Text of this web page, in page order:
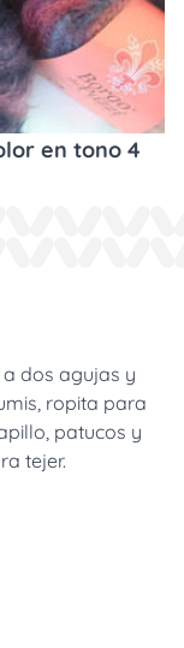
en tono 4
dos agujas y
ropita para
patucos y
tejer.